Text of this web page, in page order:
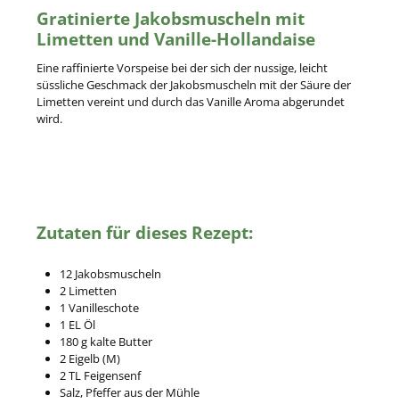
Gratinierte Jakobsmuscheln mit
Limetten und Vanille-Hollandaise
Eine raffinierte Vorspeise bei der sich der nussige, leicht
süssliche Geschmack der Jakobsmuscheln mit der Säure der
Limetten vereint und durch das Vanille Aroma abgerundet
wird.
Zutaten für dieses Rezept:
12 Jakobsmuscheln
2 Limetten
1 Vanilleschote
1 EL Öl
180 g kalte Butter
2 Eigelb (M)
2 TL Feigensenf
Salz, Pfeffer aus der Mühle